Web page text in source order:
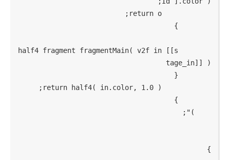
        half4 fragment fragmentMain( v2f in [[s
}